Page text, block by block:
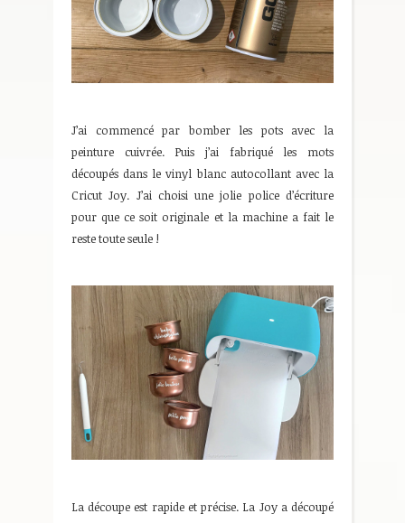
J’ai commencé par bomber les pots avec la
peinture cuivrée. Puis j’ai fabriqué les mots
découpés dans le vinyl blanc autocollant avec la
Cricut Joy. J’ai choisi une jolie police d’écriture
pour que ce soit originale et la machine a fait le
reste toute seule !
La découpe est rapide et précise. La Joy a découpé